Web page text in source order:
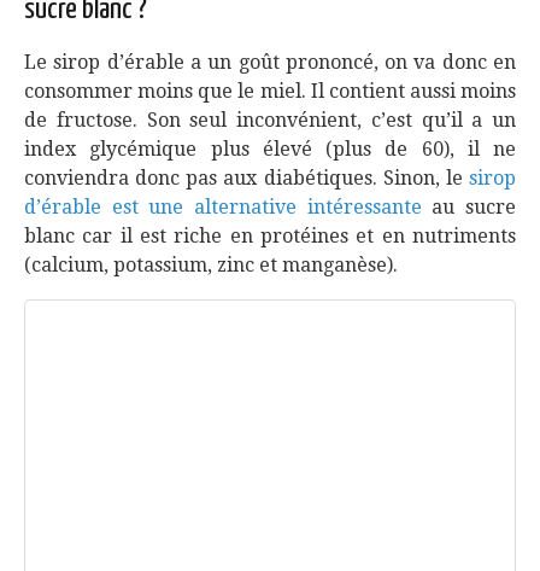
sucre blanc ?
Le sirop d’érable a un goût prononcé, on va donc en
consommer moins que le miel. Il contient aussi moins
de fructose. Son seul inconvénient, c’est qu’il a un
index glycémique plus élevé (plus de 60), il ne
conviendra donc pas aux diabétiques. Sinon, le sirop
d’érable est une alternative intéressante au sucre
blanc car il est riche en protéines et en nutriments
(calcium, potassium, zinc et manganèse).